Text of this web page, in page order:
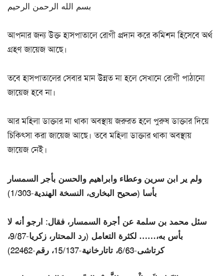
بسم الله الرحمن الرحيم
আপনার জন্য উক্ত হাসপাতালে রোগী প্রদান করে কমিশন হিসেবে অর্থ
গ্রহণ জায়েজ আছে।
তবে হাসপাতালের সেবার মান উন্নত না হলে সেখানে রোগী পাঠানো
জায়েজ হবে না।
আর মহিলা ডাক্তার না থাকা অবস্থায় জরুরত হলে পুরুষ ডাক্তার দিয়ে
চিকিৎসা করা জায়েজ আছে। তবে মহিলা ডাক্তার থাকা অবস্থায়
জায়েজ নেই।
ولم ير ابن سرين وعطاء وابراهيم والحسن بأجر السمسار
بأسا (صحيح البخارى، النسخة الهندية-1/303)
سئل محمد بن سلمة عن أجرة السمسار، فقال: ارجو أنه لا
بأس به،…… لكثرة التعامل (رد المحتار، زكريا-9/87،
كرتاشى-6/63، تاتارخانية-15/137، رقم-22462)